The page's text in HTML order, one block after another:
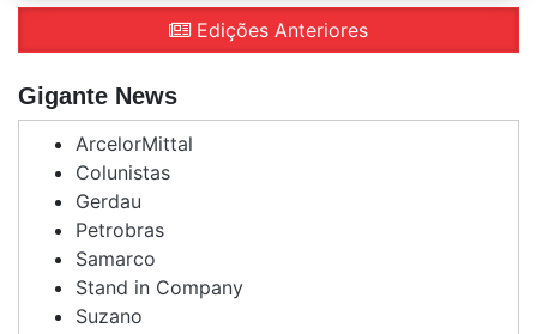
Edições Anteriores
Gigante News
ArcelorMittal
Colunistas
Gerdau
Petrobras
Samarco
Stand in Company
Suzano